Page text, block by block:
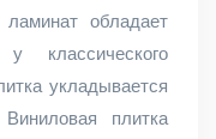
обладает
классического
укладывается
плитка